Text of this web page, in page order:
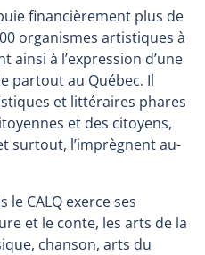
financièrement plus de
organismes artistiques à
à l’expression d’une
partout au Québec. Il
et littéraires phares
et des citoyens,
surtout, l’imprègnent au-
le CALQ exerce ses
et le conte, les arts de la
chanson, arts du